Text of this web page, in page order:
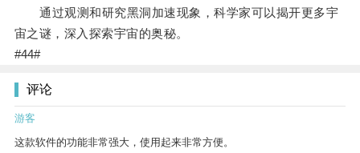
通过观测和研究黑洞加速现象，科学家可以揭开更多宇
宙之谜，深入探索宇宙的奥秘。
#44#
评论
游客
这款软件的功能非常强大，使用起来非常方便。